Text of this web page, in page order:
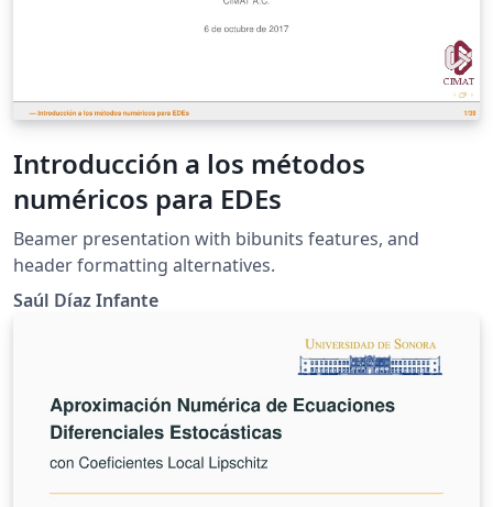
Introducción a los métodos
numéricos para EDEs
Beamer presentation with bibunits features, and
header formatting alternatives.
Saúl Díaz Infante